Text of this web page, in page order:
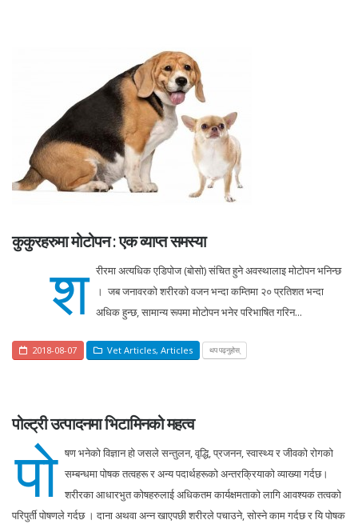
कुकुरहरुमा मोटोपन : एक व्याप्त समस्या
श रीरमा अत्यधिक एडिपोज (बोसो) संचित हुने अवस्थालाइ मोटोपन भनिन्छ
। जब जनावरको शरीरको वजन भन्दा कम्तिमा २० प्रतिशत भन्दा
अधिक हुन्छ, सामान्य रूपमा मोटोपन भनेर परिभाषित गरिन...
2018-08-07 Vet Articles, Articles थप पढ्नुहोस्
पोल्ट्री उत्पादनमा भिटामिनको महत्व
पो षण भनेको विज्ञान हो जसले सन्तुलन, वृद्धि, प्रजनन, स्वास्थ्य र जीवको रोगको
सम्बन्धमा पोषक तत्वहरू र अन्य पदार्थहरूको अन्तरक्रियाको व्याख्या गर्दछ।
शरीरका आधारभुत कोषहरुलाई अधिकतम कार्यक्षमताको लागि आवश्यक तत्वको
परिपुर्ती पोषणले गर्दछ । दाना अथवा अन्न खाएपछी शरीरले पचाउने, सोस्ने काम गर्दछ र यि पोषक